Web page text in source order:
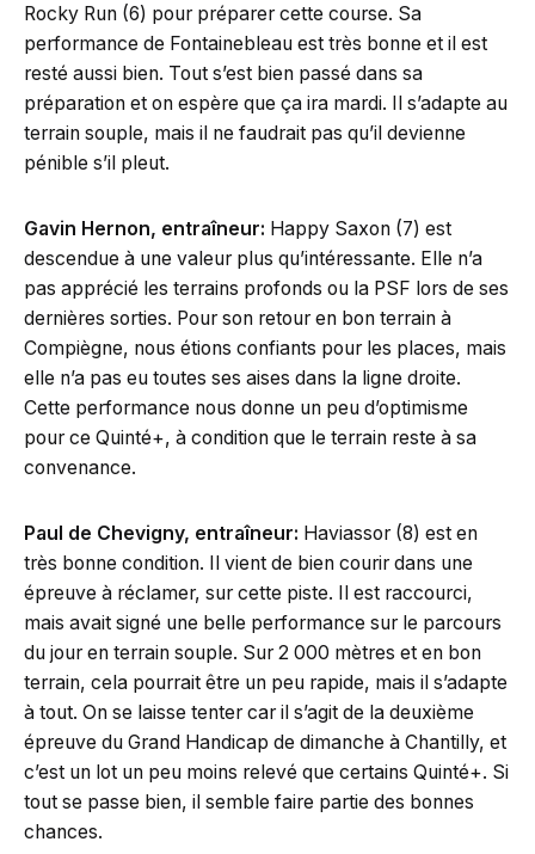
Rocky Run (6) pour préparer cette course. Sa
performance de Fontainebleau est très bonne et il est
resté aussi bien. Tout s’est bien passé dans sa
préparation et on espère que ça ira mardi. Il s’adapte au
terrain souple, mais il ne faudrait pas qu’il devienne
pénible s’il pleut.
Gavin Hernon, entraîneur: Happy Saxon (7) est
descendue à une valeur plus qu’intéressante. Elle n’a
pas apprécié les terrains profonds ou la PSF lors de ses
dernières sorties. Pour son retour en bon terrain à
Compiègne, nous étions confiants pour les places, mais
elle n’a pas eu toutes ses aises dans la ligne droite.
Cette performance nous donne un peu d’optimisme
pour ce Quinté+, à condition que le terrain reste à sa
convenance.
Paul de Chevigny, entraîneur: Haviassor (8) est en
très bonne condition. Il vient de bien courir dans une
épreuve à réclamer, sur cette piste. Il est raccourci,
mais avait signé une belle performance sur le parcours
du jour en terrain souple. Sur 2 000 mètres et en bon
terrain, cela pourrait être un peu rapide, mais il s’adapte
à tout. On se laisse tenter car il s’agit de la deuxième
épreuve du Grand Handicap de dimanche à Chantilly, et
c’est un lot un peu moins relevé que certains Quinté+. Si
tout se passe bien, il semble faire partie des bonnes
chances.